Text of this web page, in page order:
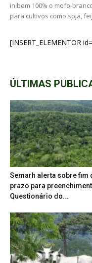
inibem 100% o mofo-
para cultivos como soja,
[INSERT_ELEMENTOR
ÚLTIMAS
Semarh alerta sobre fim
prazo para
Questionário do...